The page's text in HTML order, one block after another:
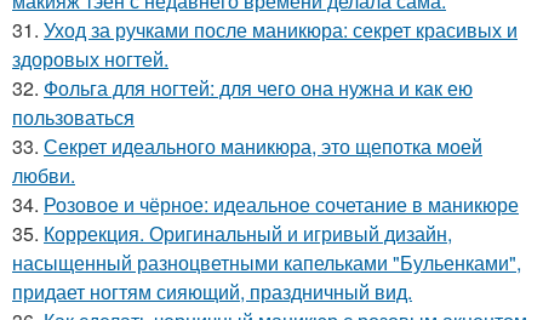
31. Уход за ручками после маникюра: секрет красивых и
здоровых ногтей.
32. Фольга для ногтей: для чего она нужна и как ею
пользоваться
33. Секрет идеального маникюра, это щепотка моей
любви.
34. Розовое и чёрное: идеальное сочетание в маникюре
35. Коррекция. Оригинальный и игривый дизайн,
насыщенный разноцветными капельками "Бульенками",
придает ногтям сияющий, праздничный вид.